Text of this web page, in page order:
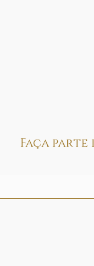
Faça parte